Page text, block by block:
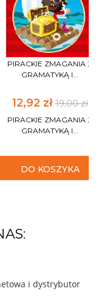
PIRACKIE ZMAGANIA Z
GRAMATYKĄ I...
12,92 zł19,00 zł
PIRACKIE ZMAGANIA Z
GRAMATYKĄ I...
DO KOSZYKA
i dystrybutor